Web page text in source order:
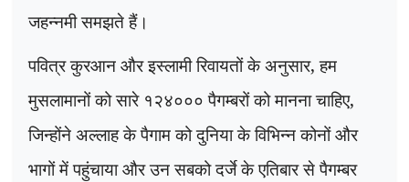
जहन्नमी समझते हैं।
पवित्र कुरआन और इस्लामी रिवायतों के अनुसार,हम
मुसलामानों को सारे १२४००० पैगम्बरों को मानना चाहिए,
जिन्होंने अल्लाह के पैगाम को दुनिया के विभिन्न कोनों और
भागों में पहुंचाया और उन सबको दर्जे के एतिबार से पैगम्बर